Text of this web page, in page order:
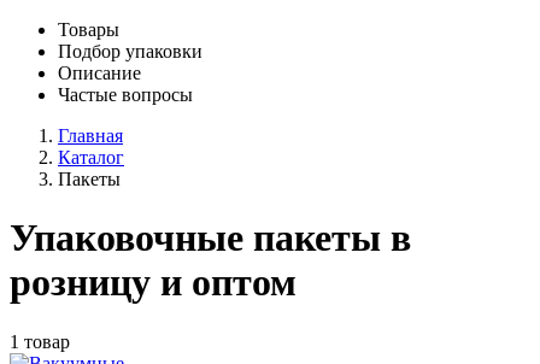
Товары
Подбор упаковки
Описание
Частые вопросы
Главная
Каталог
Пакеты
Упаковочные пакеты в
розницу и оптом
1 товар